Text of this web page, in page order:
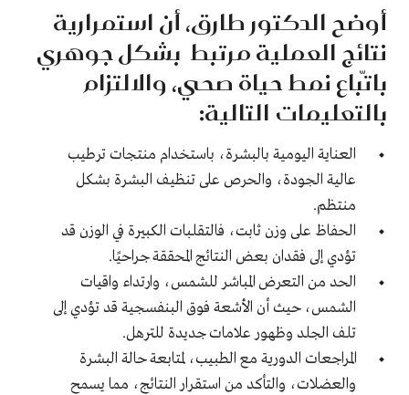
أوضح الدكتور طارق، أن استمرارية
نتائج العملية مرتبط بشكل جوهري
باتّباع نمط حياة صحي، والالتزام
بالتعليمات التالية:
العناية اليومية بالبشرة، باستخدام منتجات ترطيب
عالية الجودة، والحرص على تنظيف البشرة بشكل
منتظم.
الحفاظ على وزن ثابت، فالتقلبات الكبيرة في الوزن قد
تؤدي إلى فقدان بعض النتائج المحققة جراحيًا.
الحد من التعرض المباشر للشمس، وارتداء واقيات
الشمس، حيث أن الأشعة فوق البنفسجية قد تؤدي إلى
تلف الجلد وظهور علامات جديدة للترهل.
المراجعات الدورية مع الطبيب، لمتابعة حالة البشرة
والعضلات، والتأكد من استقرار النتائج، مما يسمح